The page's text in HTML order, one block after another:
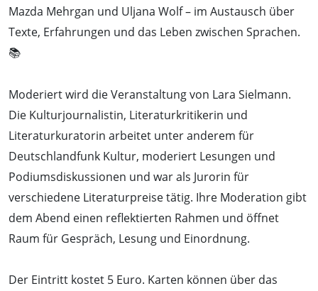
Mazda Mehrgan und Uljana Wolf – im Austausch über
Texte, Erfahrungen und das Leben zwischen Sprachen.
📚
Moderiert wird die Veranstaltung von Lara Sielmann.
Die Kulturjournalistin, Literaturkritikerin und
Literaturkuratorin arbeitet unter anderem für
Deutschlandfunk Kultur, moderiert Lesungen und
Podiumsdiskussionen und war als Jurorin für
verschiedene Literaturpreise tätig. Ihre Moderation gibt
dem Abend einen reflektierten Rahmen und öffnet
Raum für Gespräch, Lesung und Einordnung.
Der Eintritt kostet 5 Euro. Karten können über das